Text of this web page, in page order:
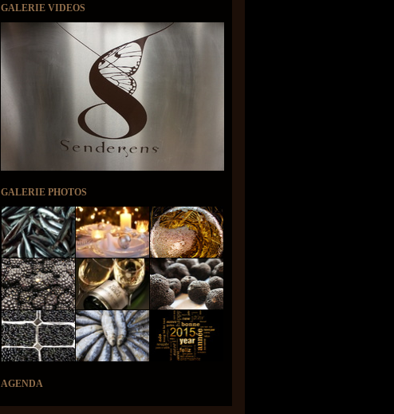
GALERIE VIDEOS
GALERIE PHOTOS
AGENDA